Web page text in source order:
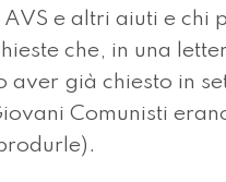
e altri aiuti e chi
che, in una
aver già chiesto in
Comunisti